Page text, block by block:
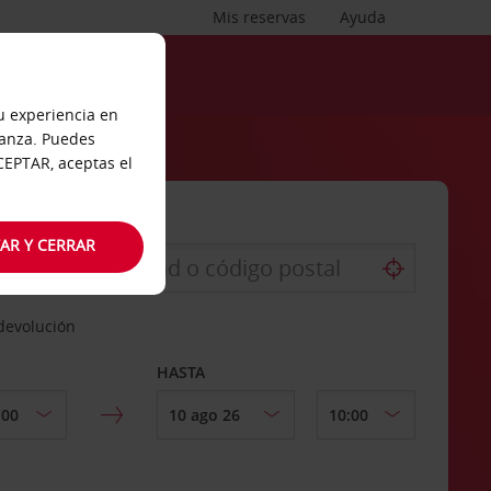
Ayuda
Mis reservas
HASTA
experiencia en
Puedes
aceptas el
Y CERRAR